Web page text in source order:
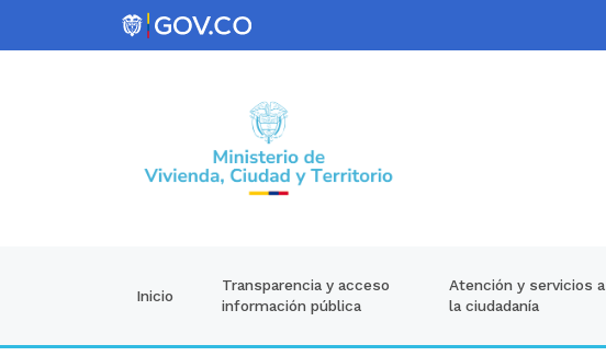
Inicio
Transparencia y acceso
información pública
Atención y servicios a
la ciudadanía